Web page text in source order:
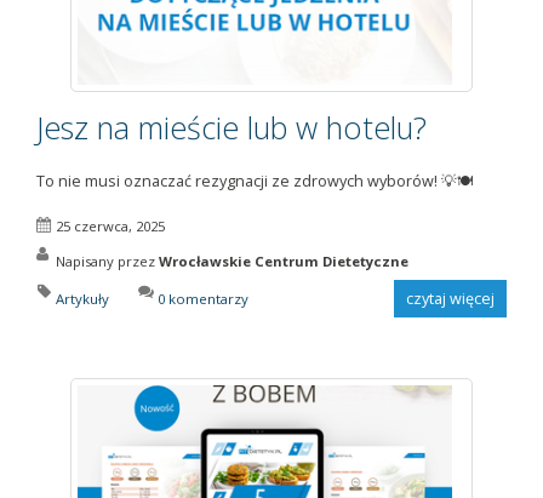
Jesz na mieście lub w hotelu?
To nie musi oznaczać rezygnacji ze zdrowych wyborów! 💡🍽️
25 czerwca, 2025
Napisany przez Wrocławskie Centrum Dietetyczne
Artykuły 0 komentarzy czytaj więcej